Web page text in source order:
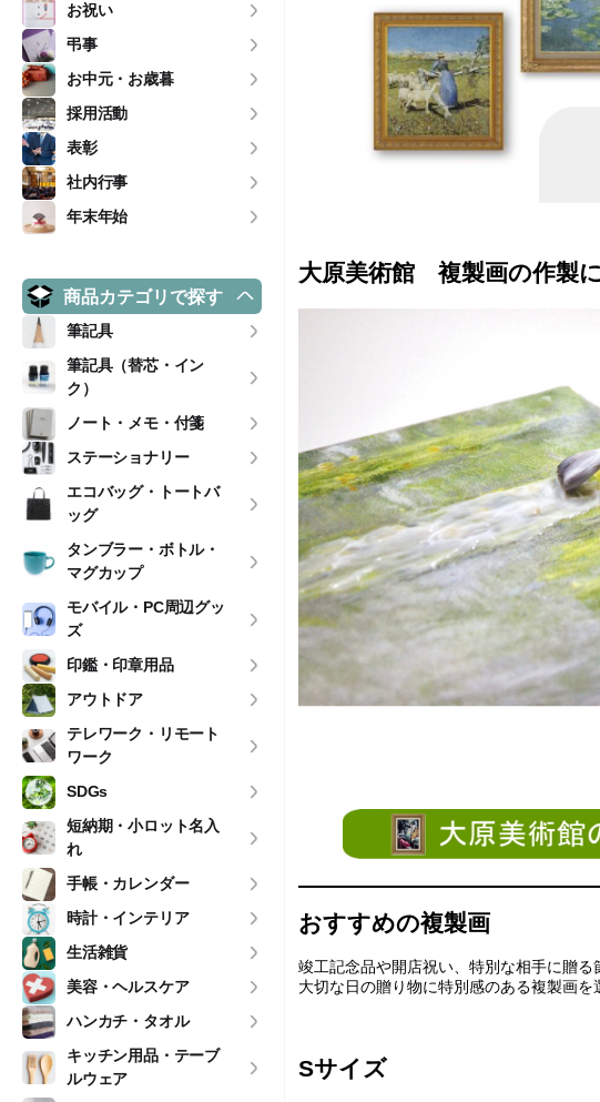
お祝い
弔事
お中元・お歳暮
採用活動
表彰
社内行事
年末年始
商品カテゴリで探す
筆記具
筆記具（替芯・イン
ク）
ノート・メモ・付箋
ステーショナリー
エコバッグ・トートバ
ッグ
タンブラー・ボトル・
マグカップ
モバイル・PC周辺グッ
ズ
印鑑・印章用品
アウトドア
テレワーク・リモート
ワーク
SDGs
短納期・小ロット名入
れ
手帳・カレンダー
時計・インテリア
生活雑貨
美容・ヘルスケア
ハンカチ・タオル
キッチン用品・テーブ
ルウェア
大原美術館 複製画の作製
おすすめの複製画
竣工記念品や開店祝い、特別な相手に贈る
大切な日の贈り物に特別感のある複製画
Sサイズ